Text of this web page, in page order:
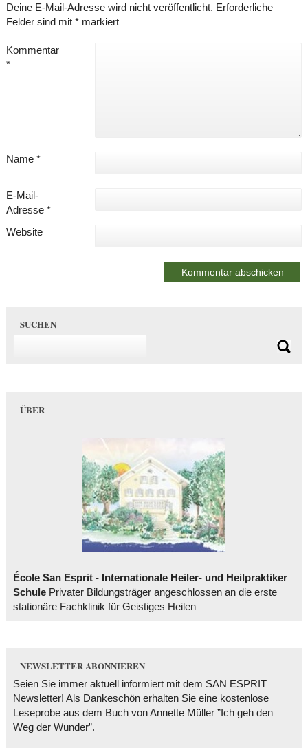
Deine E-Mail-Adresse wird nicht veröffentlicht. Erforderliche
Felder sind mit *markiert
Kommentar
*
Name *
E-Mail-
Adresse *
Website
SUCHEN
ÜBER
École San Esprit - Internationale Heiler- und Heilpraktiker
SchulePrivater Bildungsträger angeschlossen an die erste
stationäre Fachklinik für Geistiges Heilen
NEWSLETTER ABONNIEREN
Seien Sie immer aktuell informiert mit dem SAN ESPRIT
Newsletter! Als Dankeschön erhalten Sie eine kostenlose
Leseprobe aus dem Buch von Annette Müller ”Ich geh den
Weg der Wunder”.